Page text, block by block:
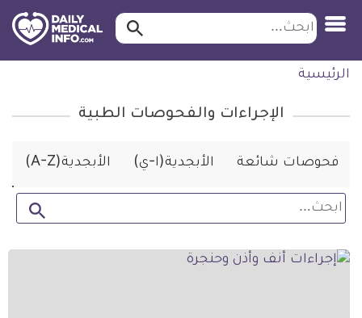
التخطي
للمحتوى
ابحث ابحث…
الرئيسية
الإجراءات والفحوصات الطبية
فحوصات شائعة الأبجدية(ا-ي) الأبجدية(A-Z)
ابحث